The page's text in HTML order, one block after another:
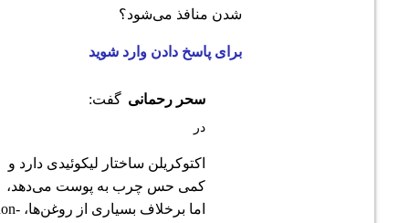
برای پاسخ دادن وارد شوید
اکتوکریلن ساختار لیکوئیدی دارد و
کمی حس چرب به پوست می‌دهد،
اما برخلاف بسیاری از روغن‌ها، non-